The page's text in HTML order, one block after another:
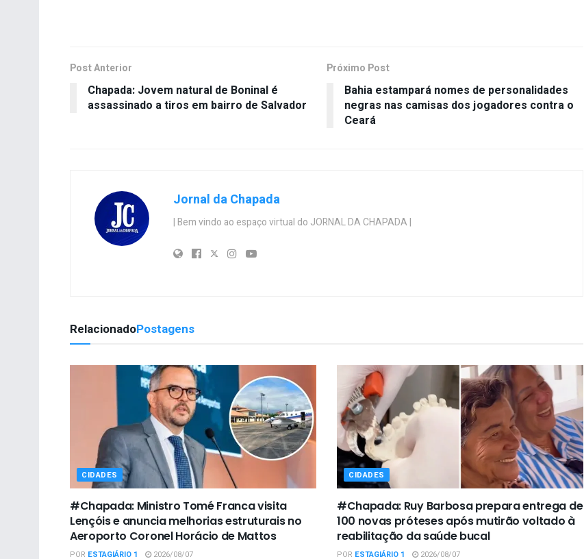
Post Anterior
Chapada: Jovem natural de Boninal é
assassinado a tiros em bairro de Salvador
Próximo Post
Bahia estampará nomes de personalidades
negras nas camisas dos jogadores contra o
Ceará
Jornal da Chapada
| Bem vindo ao espaço virtual do JORNAL DA CHAPADA |
RelacionadoPostagens
CIDADES
#Chapada: Ministro Tomé Franca visita
Lençóis e anuncia melhorias estruturais no
Aeroporto Coronel Horácio de Mattos
POR ESTAGIÁRIO 1 2026/08/07
CIDADES
#Chapada: Ruy Barbosa prepara entrega de
100 novas próteses após mutirão voltado à
reabilitação da saúde bucal
POR ESTAGIÁRIO 1 2026/08/07